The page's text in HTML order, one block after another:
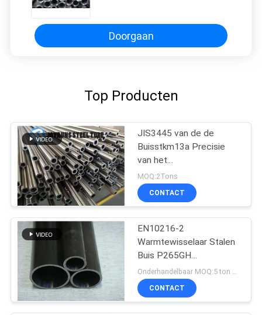
Doorgaan
Top Producten
JIS3445 van de de
Buisstkm13a Precisie
van het
Warmtewisselaarstaal
Koudgetrokken Naadloze
het Roestvrije staalbuis
MOQ:2Tons
CONTACT
EN10216-2
Warmtewisselaar Stalen
Buis P265GH
Koudtrekken
CONTACT